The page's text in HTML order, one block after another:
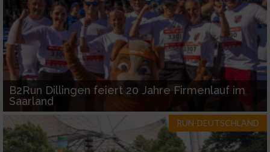
B2Run Dillingen feiert 20 Jahre Firmenlauf im
Saarland
RUN-DEUTSCHLAND